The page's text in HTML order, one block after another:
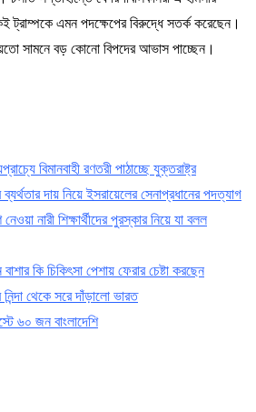
ট্রাম্পকে এমন পদক্ষেপের বিরুদ্ধে সতর্ক করেছেন।
সামনে বড় কোনো বিপদের আভাস পাচ্ছেন।
বিমানবাহী রণতরী পাঠাচ্ছে যুক্তরাষ্ট্র
ব্যর্থতার দায় নিয়ে ইসরায়েলের সেনাপ্রধানের পদত্যাগ
নারী শিক্ষার্থীদের পুরস্কার নিয়ে যা বলল
কি চিকিৎসা পেশায় ফেরার চেষ্টা করছেন
নিন্দা থেকে সরে দাঁড়ালো ভারত
৬০ জন বাংলাদেশি